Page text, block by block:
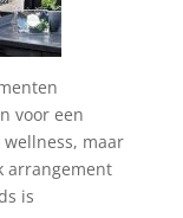
voor een
maar
arrangement
is